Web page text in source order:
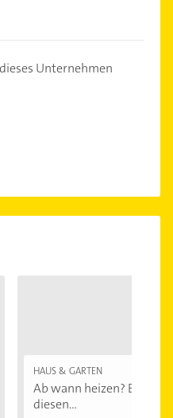
Unternehmen
HAUS & GARTEN
Ab wann heizen? Bei
diesen